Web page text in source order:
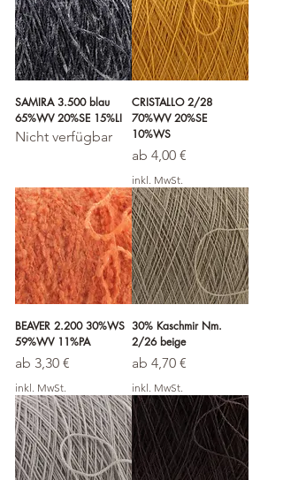
SAMIRA 3.500 blau
65%WV 20%SE 15%LI
Nicht verfügbar
CRISTALLO 2/28
70%WV 20%SE
10%WS
ab 4,00 €
Sale-Preis
inkl. MwSt.
BEAVER 2.200 30%WS
59%WV 11%PA
ab 3,30 €
Sale-Preis
inkl. MwSt.
30% Kaschmir Nm.
2/26 beige
ab 4,70 €
Sale-Preis
inkl. MwSt.